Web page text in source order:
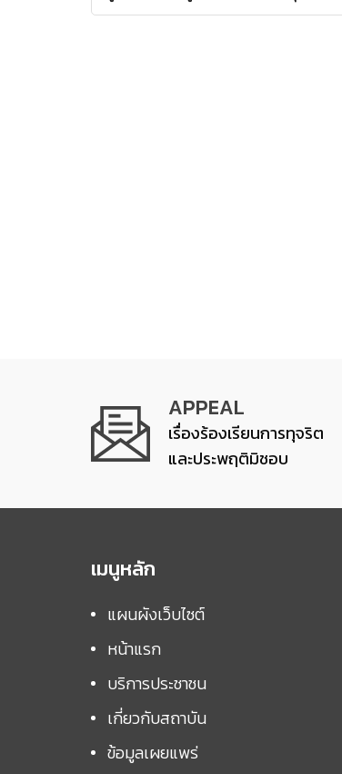
APPEAL
เรื่องร้องเรียนการทุจริต
และประพฤติมิชอบ
เมนูหลัก
แผนผังเว็บไซต์
หน้าแรก
บริการประชาชน
เกี่ยวกับสถาบัน
ข้อมูลเผยแพร่